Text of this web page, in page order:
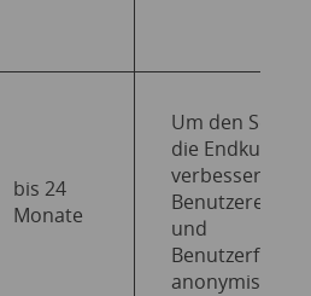
bis 24
Monate
Um den
die Endkunden
verbessern,
und
anonymisiert